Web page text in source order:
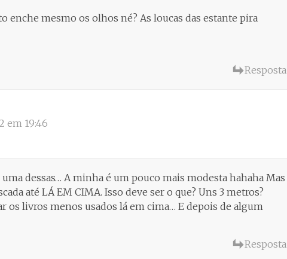
enche mesmo os olhos né? As loucas das estante pira
Resposta
em 19:46
dessas… A minha é um pouco mais modesta hahaha Mas
até LÁ EM CIMA. Isso deve ser o que? Uns 3 metros?
os livros menos usados lá em cima… E depois de algum
Resposta